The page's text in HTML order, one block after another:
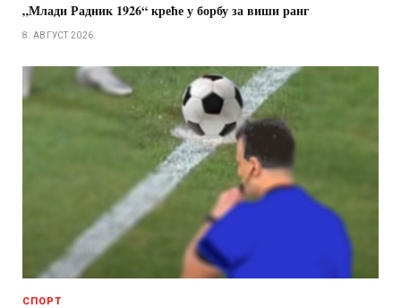
„Млади Радник 1926“ креће у борбу за виши ранг
8. АВГУСТ 2026.
СПОРТ